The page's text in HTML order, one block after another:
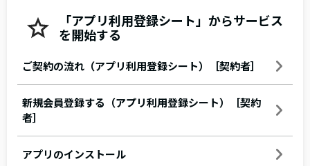
「アプリ利用登録シート」からサービス
を開始する
ご契約の流れ（アプリ利用登録シート）［契約者］
新規会員登録する（アプリ利用登録シート）［契約
者］
アプリのインストール